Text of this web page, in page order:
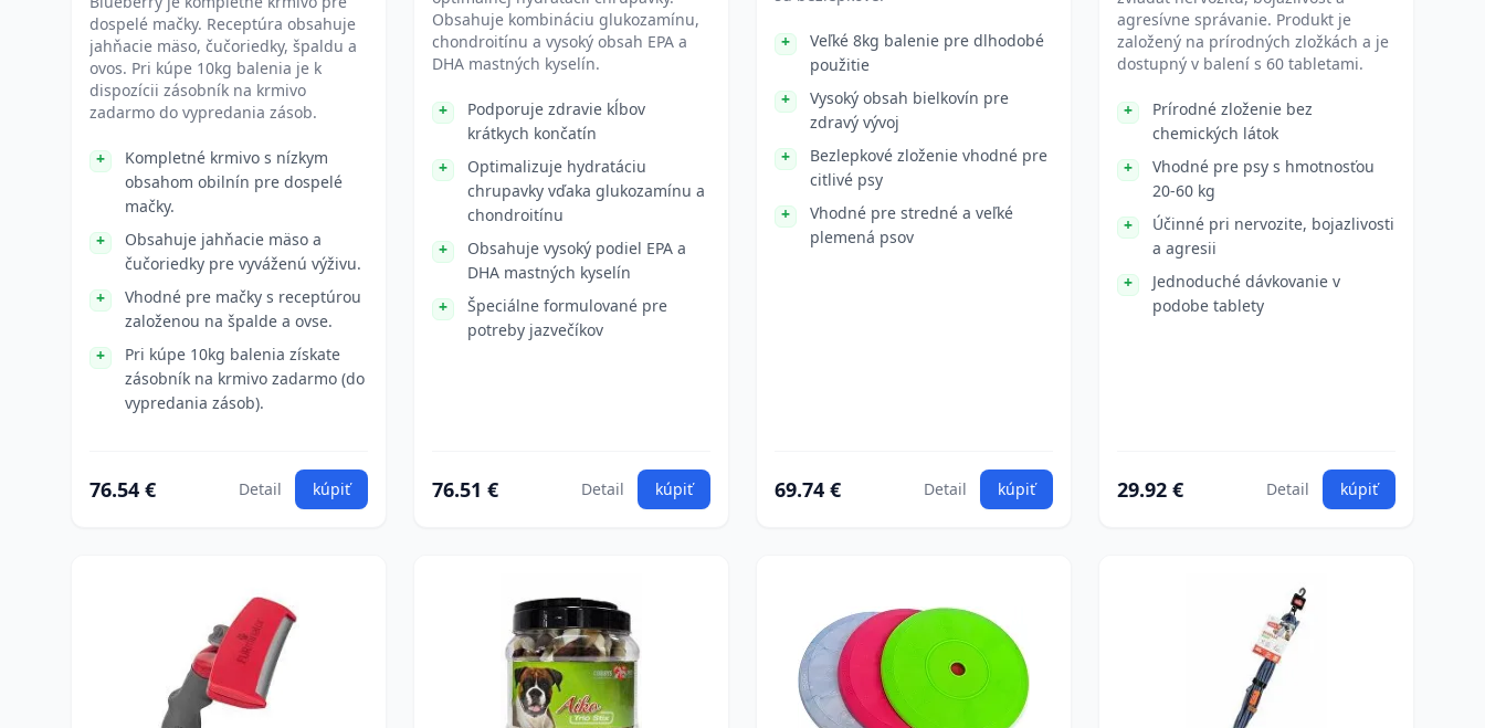
dospelé mačky. Receptúra obsahuje
jahňacie mäso, čučoriedky, špaldu a
ovos. Pri kúpe 10kg balenia je k
dispozícii zásobník na krmivo
zadarmo do vypredania zásob.
Kompletné krmivo s nízkym
obsahom obilnín pre dospelé
mačky.
Obsahuje jahňacie mäso a
čučoriedky pre vyváženú výživu.
Vhodné pre mačky s receptúrou
založenou na špalde a ovse.
Pri kúpe 10kg balenia získate
zásobník na krmivo zadarmo (do
vypredania zásob).
76.54 € Detail kúpiť
Obsahuje kombináciu glukozamínu,
chondroitínu a vysoký obsah EPA a
DHA mastných kyselín.
Podporuje zdravie kĺbov
krátkych končatín
Optimalizuje hydratáciu
chrupavky vďaka glukozamínu a
chondroitínu
Obsahuje vysoký podiel EPA a
DHA mastných kyselín
Špeciálne formulované pre
potreby jazvečíkov
76.51 € Detail kúpiť
Veľké 8kg balenie pre dlhodobé
použitie
Vysoký obsah bielkovín pre
zdravý vývoj
Bezlepkové zloženie vhodné pre
citlivé psy
Vhodné pre stredné a veľké
plemená psov
69.74 € Detail kúpiť
agresívne správanie. Produkt je
založený na prírodných zložkách a je
dostupný v balení s 60 tabletami.
Prírodné zloženie bez
chemických látok
Vhodné pre psy s hmotnosťou
20-60 kg
Účinné pri nervozite, bojazlivosti
a agresii
Jednoduché dávkovanie v
podobe tablety
29.92 € Detail kúpiť